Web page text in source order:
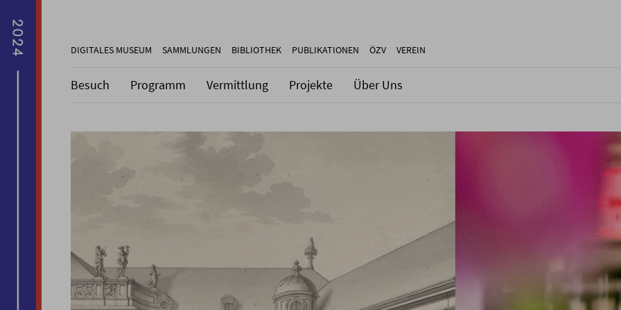
DIGITALES MUSEUM SAMMLUNGEN BIBLIOTHEK PUBLIKATIONEN ÖZV VEREIN
Besuch Programm Vermittlung Projekte Über Uns